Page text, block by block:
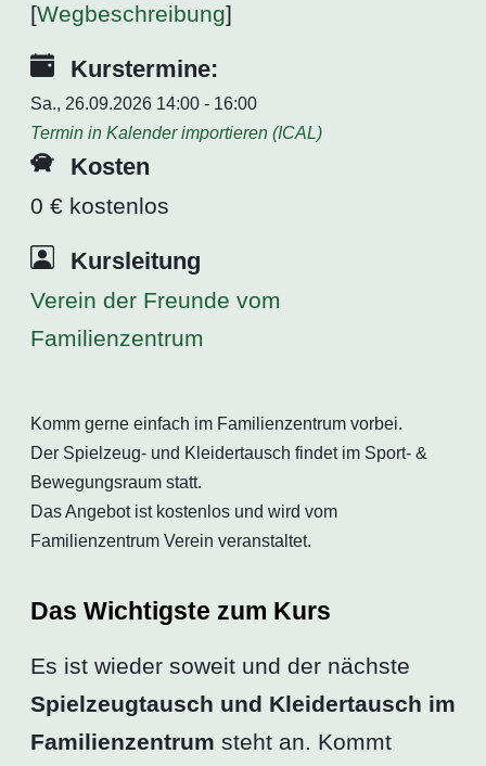
[Wegbeschreibung]
Kurstermine:
Sa., 26.09.2026 14:00 - 16:00
Termin in Kalender importieren (ICAL)
Kosten
0 € kostenlos
Kursleitung
Verein der Freunde vom
Familienzentrum
Komm gerne einfach im Familienzentrum vorbei.
Der Spielzeug- und Kleidertausch findet im Sport- &
Bewegungsraum statt.
Das Angebot ist kostenlos und wird vom
Familienzentrum Verein veranstaltet.
Das Wichtigste zum Kurs
Es ist wieder soweit und der nächste
Spielzeugtausch und Kleidertausch im
Familienzentrum steht an. Kommt